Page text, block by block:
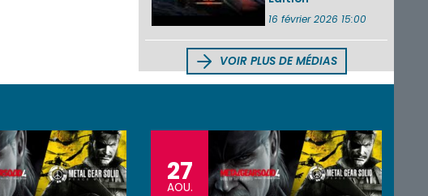
16 février 2026 15:00
VOIR PLUS DE MÉDIAS
27
AOU.